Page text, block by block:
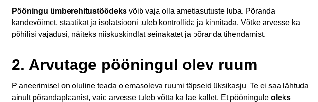
Pööningu ümberehitustöödeks võib vaja olla ametiasutuste luba. Põranda
kandevõimet, staatikat ja isolatsiooni tuleb kontrollida ja kinnitada. Võtke arvesse ka
põhilisi vajadusi, näiteks niiskuskindlat seinakatet ja põranda tihendamist.
2. Arvutage pööningul olev ruum
Planeerimisel on oluline teada olemasoleva ruumi täpseid üksikasju. Te ei saa lähtuda
ainult põrandaplaanist, vaid arvesse tuleb võtta ka lae kallet. Et pööningule oleks